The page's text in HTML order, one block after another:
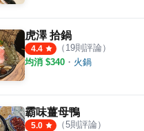
虎澤 拾鍋
4.4 （ 19則評論）
均消 $340 ・ 火鍋
霸味薑母鴨
5.0 （5則評論）